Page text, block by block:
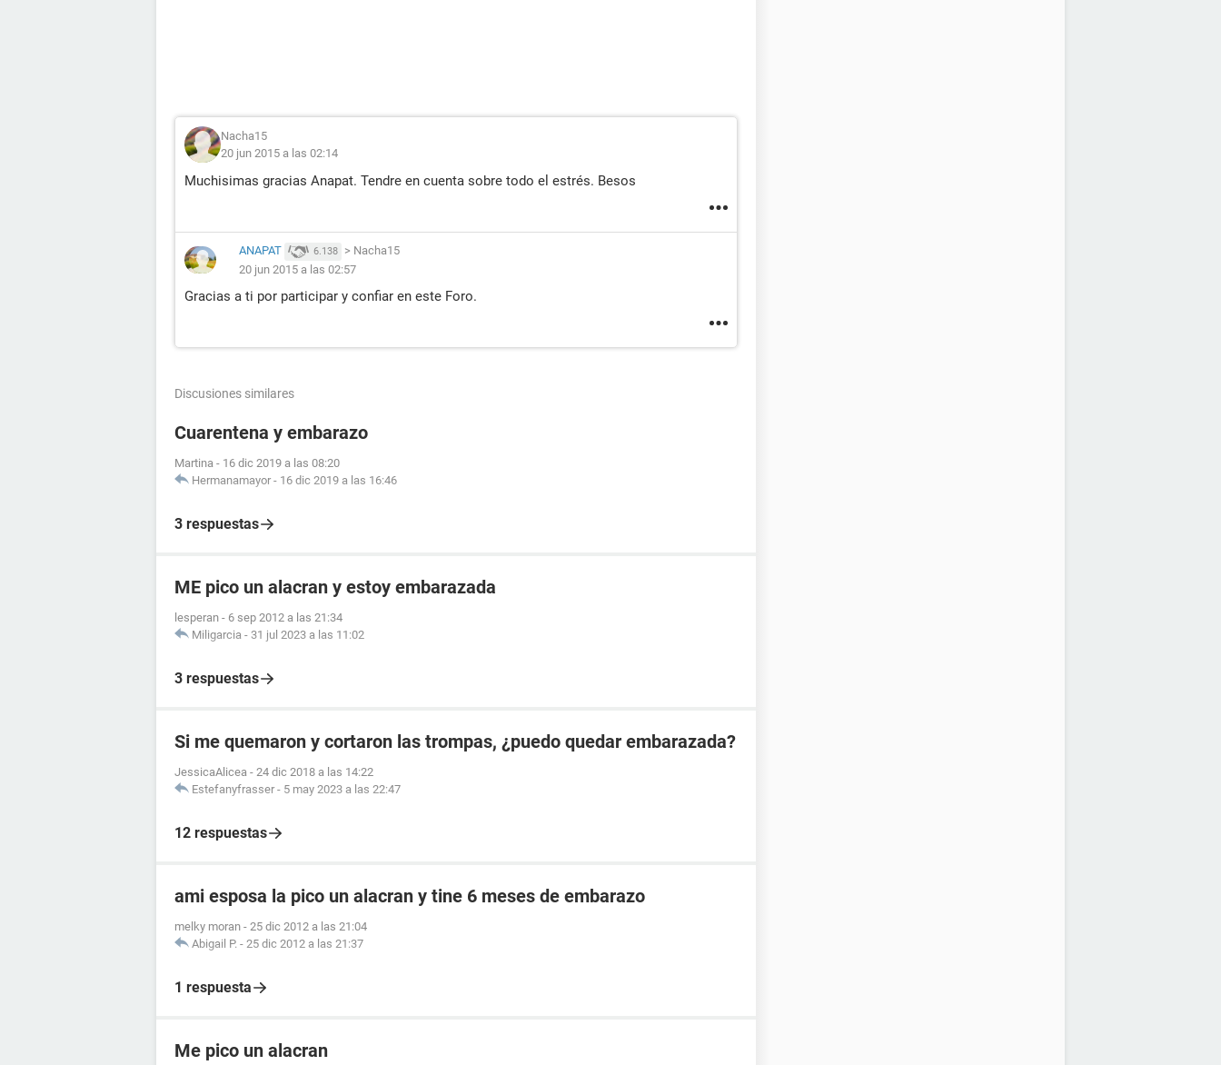
Nacha15
20 jun 2015 a las 02:14
Muchisimas gracias Anapat. Tendre en cuenta sobre todo el estrés. Besos
ANAPAT 6.138 > Nacha15
20 jun 2015 a las 02:57
Gracias a ti por participar y confiar en este Foro.
Discusiones similares
Cuarentena y embarazo
Martina - 16 dic 2019 a las 08:20
Hermanamayor - 16 dic 2019 a las 16:46
3 respuestas
ME pico un alacran y estoy embarazada
lesperan - 6 sep 2012 a las 21:34
Miligarcia - 31 jul 2023 a las 11:02
3 respuestas
Si me quemaron y cortaron las trompas, ¿puedo quedar embarazada?
JessicaAlicea - 24 dic 2018 a las 14:22
Estefanyfrasser - 5 may 2023 a las 22:47
12 respuestas
ami esposa la pico un alacran y tine 6 meses de embarazo
melky moran - 25 dic 2012 a las 21:04
Abigail P. - 25 dic 2012 a las 21:37
1 respuesta
Me pico un alacran